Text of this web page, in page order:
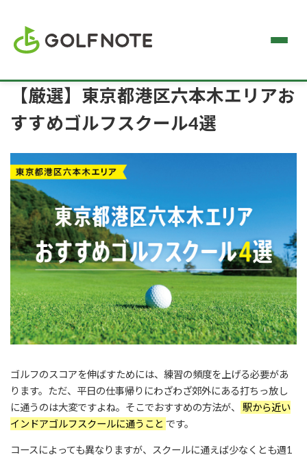
【厳選】東京都港区六本木エリアお
すすめゴルフスクール4選
ゴルフのスコアを伸ばすためには、練習の頻度を上げる必要があ
ります。ただ、平日の仕事帰りにわざわざ郊外にある打ちっ放し
に通うのは大変ですよね。そこでおすすめの方法が、
駅から近い
インドアゴルフスクールに通うこと です。
コースによっても異なりますが、スクールに通えば少なくとも週1